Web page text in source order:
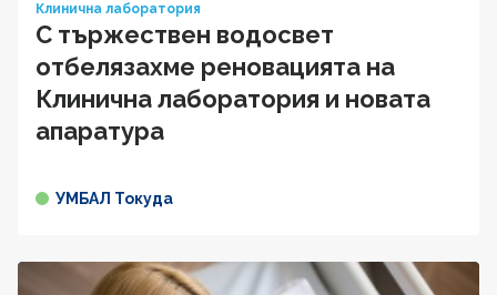
Клинична лаборатория
С тържествен водосвет
отбелязахме реновацията на
Клинична лаборатория и новата
апаратура
УМБАЛ Токуда